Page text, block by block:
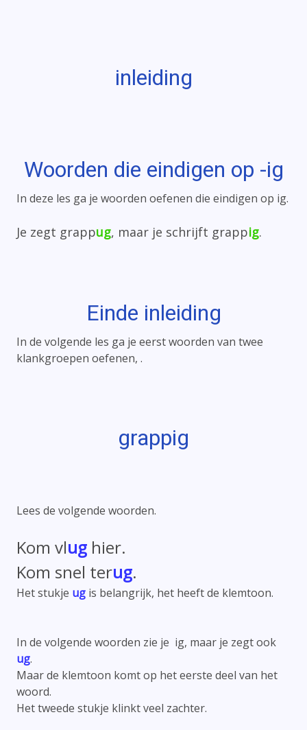
inleiding
Woorden die eindigen op -ig
In deze les ga je woorden oefenen die eindigen op ig.
Je zegt grappug, maar je schrijft grappig.
Einde inleiding
In de volgende les ga je eerst woorden van twee
klankgroepen oefenen, .
grappig
Lees de volgende woorden.
Kom vlug hier.
Kom snel terug.
Het stukje ug is belangrijk, het heeft de klemtoon.
In de volgende woorden zie je ig, maar je zegt ook
ug.
Maar de klemtoon komt op het eerste deel van het
woord.
Het tweede stukje klinkt veel zachter.